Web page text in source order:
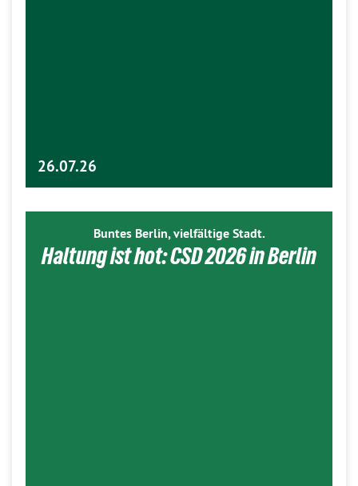
26.07.26
Buntes Berlin, vielfältige Stadt.
Haltung ist hot: CSD 2026 in Berlin